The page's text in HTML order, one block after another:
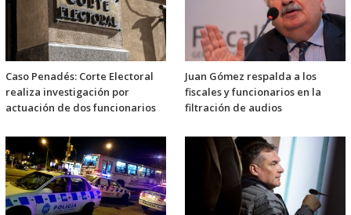
Caso Penadés: Corte Electoral
realiza investigación por
actuación de dos funcionarios
Juan Gómez respalda a los
fiscales y funcionarios en la
filtración de audios